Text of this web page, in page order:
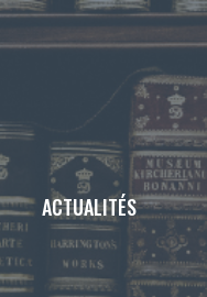
ACTUALITÉS